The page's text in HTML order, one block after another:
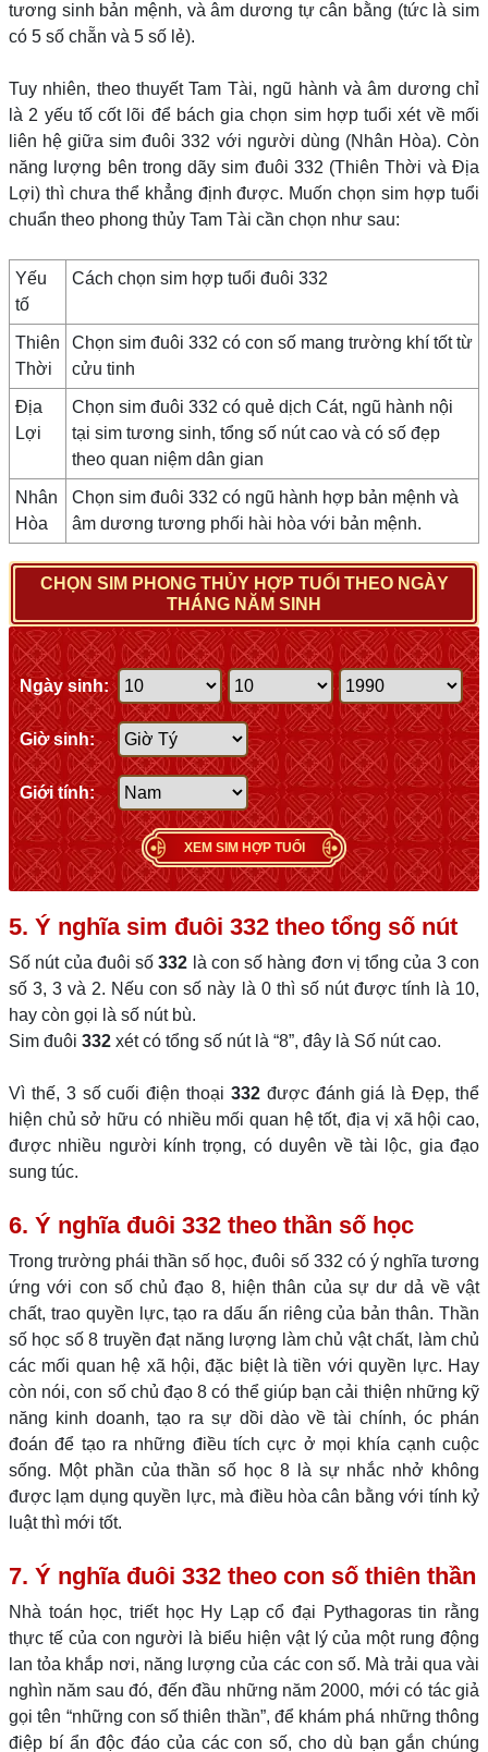
tương sinh bản mệnh, và âm dương tự cân bằng (tức là sim
có 5 số chẵn và 5 số lẻ).
Tuy nhiên, theo thuyết Tam Tài, ngũ hành và âm dương chỉ
là 2 yếu tố cốt lõi để bách gia chọn sim hợp tuổi xét về mối
liên hệ giữa sim đuôi 332 với người dùng (Nhân Hòa). Còn
năng lượng bên trong dãy sim đuôi 332 (Thiên Thời và Địa
Lợi) thì chưa thể khẳng định được. Muốn chọn sim hợp tuổi
chuẩn theo phong thủy Tam Tài cần chọn như sau:
Yếu
tố
Cách chọn sim hợp tuổi đuôi 332
Thiên
Thời
Chọn sim đuôi 332 có con số mang trường khí tốt từ
cửu tinh
Địa
Lợi
Chọn sim đuôi 332 có quẻ dịch Cát, ngũ hành nội
tại sim tương sinh, tổng số nút cao và có số đẹp
theo quan niệm dân gian
Nhân
Hòa
Chọn sim đuôi 332 có ngũ hành hợp bản mệnh và
âm dương tương phối hài hòa với bản mệnh.
CHỌN SIM PHONG THỦY HỢP TUỔI THEO NGÀY
THÁNG NĂM SINH
Ngày sinh:
Giờ sinh:
Giới tính:
XEM SIM HỢP TUỔI
5. Ý nghĩa sim đuôi 332 theo tổng số nút
Số nút của đuôi số332 là con số hàng đơn vị tổng của 3 con
số 3, 3 và 2. Nếu con số này là 0 thì số nút được tính là 10,
hay còn gọi là số nút bù.
Sim đuôi 332 xét có tổng số nút là “8”, đây là Số nút cao.
Vì thế, 3 số cuối điện thoại 332được đánh giá là Đẹp, thể
hiện chủ sở hữu có nhiều mối quan hệ tốt, địa vị xã hội cao,
được nhiều người kính trọng, có duyên về tài lộc, gia đạo
sung túc.
6. Ý nghĩa đuôi 332 theo thần số học
Trong trường phái thần số học, đuôi số 332 có ý nghĩa tương
ứng với con số chủ đạo 8, hiện thân của sự dư dả về vật
chất, trao quyền lực, tạo ra dấu ấn riêng của bản thân. Thần
số học số 8 truyền đạt năng lượng làm chủ vật chất, làm chủ
các mối quan hệ xã hội, đặc biệt là tiền với quyền lực. Hay
còn nói, con số chủ đạo 8 có thể giúp bạn cải thiện những kỹ
năng kinh doanh, tạo ra sự dồi dào về tài chính, óc phán
đoán để tạo ra những điều tích cực ở mọi khía cạnh cuộc
sống. Một phần của thần số học 8 là sự nhắc nhở không
được lạm dụng quyền lực, mà điều hòa cân bằng với tính kỷ
luật thì mới tốt.
7. Ý nghĩa đuôi 332 theo con số thiên thần
Nhà toán học, triết học Hy Lạp cổ đại Pythagoras tin rằng
thực tế của con người là biểu hiện vật lý của một rung động
lan tỏa khắp nơi, năng lượng của các con số. Mà trải qua vài
nghìn năm sau đó, đến đầu những năm 2000, mới có tác giả
gọi tên “những con số thiên thần”, để khám phá những thông
điệp bí ẩn độc đáo của các con số, cho dù bạn gắn chúng